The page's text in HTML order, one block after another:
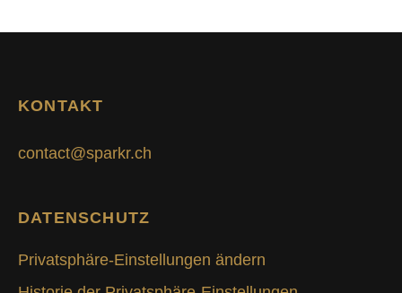
KONTAKT
contact@sparkr.ch
DATENSCHUTZ
Privatsphäre-Einstellungen ändern